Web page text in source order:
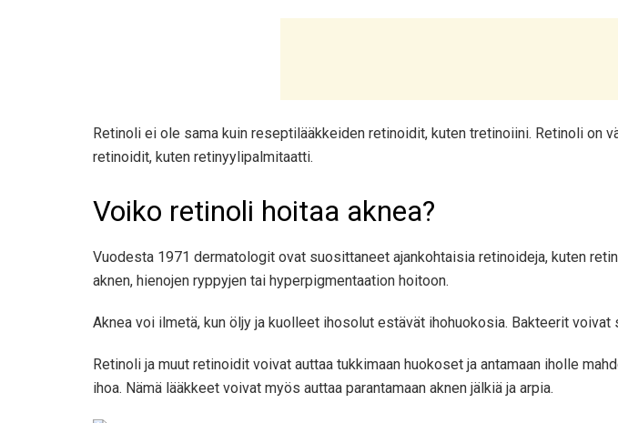
Retinoli ei ole sama kuin reseptilääkkeiden retinoidit, kuten tretinoiini. Retinoli on
retinoidit, kuten retinyylipalmitaatti.
Voiko retinoli hoitaa aknea?
Vuodesta 1971 dermatologit ovat suosittaneet ajankohtaisia ​​retinoideja, kuten
aknen, hienojen ryppyjen tai hyperpigmentaation hoitoon.
Aknea voi ilmetä, kun öljy ja kuolleet ihosolut estävät ihohuokosia. Bakteerit
Retinoli ja muut retinoidit voivat auttaa tukkimaan huokoset ja antamaan iholle
ihoa. Nämä lääkkeet voivat myös auttaa parantamaan aknen jälkiä ja arpia.